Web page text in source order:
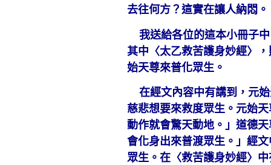
去往何方？這實在讓人納悶。
我送給各位的這本小冊子中
其中〈太乙救苦護身妙經〉
始天尊來普化眾生。
在經文內容中有講到，元始
慈悲想要來救度眾生。元始
動作就會驚天動地。」道德
會化身出來普渡眾生。」經
眾生。在〈救苦護身妙經〉